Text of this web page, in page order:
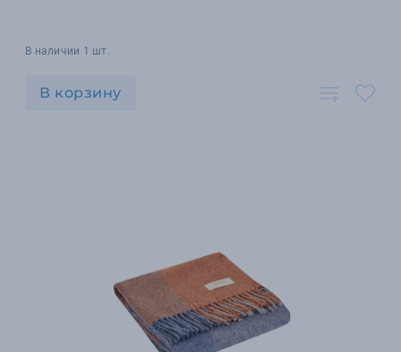
В наличии 1 шт.
В корзину